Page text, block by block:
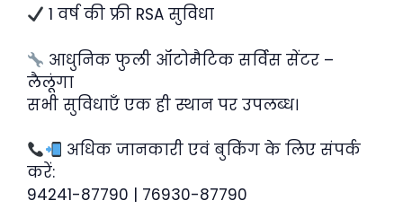
1 वर्ष की फ्री RSA सुविधा
आधुनिक फुली ऑटोमैटिक सर्विस सेंटर –
लैलूंगा
सभी सुविधाएँ एक ही स्थान पर उपलब्ध।
अधिक जानकारी एवं बुकिंग के लिए संपर्क
करें:
94241-87790 | 76930-87790